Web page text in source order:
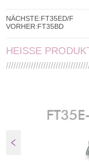
NÄCHSTE:FT35ED/F
VORHER:FT35BD
HEISSE